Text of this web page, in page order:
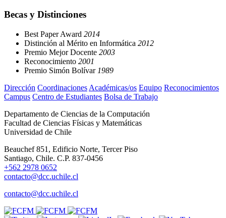
Becas y Distinciones
Best Paper Award 2014
Distinción al Mérito en Informática 2012
Premio Mejor Docente 2003
Reconocimiento 2001
Premio Simón Bolívar 1989
Dirección Coordinaciones Académicas/os Equipo Reconocimientos
Campus Centro de Estudiantes Bolsa de Trabajo
Departamento de Ciencias de la Computación
Facultad de Ciencias Físicas y Matemáticas
Universidad de Chile
Beauchef 851, Edificio Norte, Tercer Piso
Santiago, Chile. C.P. 837-0456
+562 2978 0652
contacto@dcc.uchile.cl
contacto@dcc.uchile.cl